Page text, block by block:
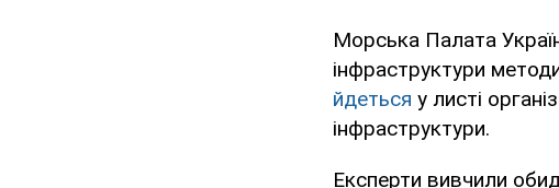
Морська Палата
інфраструктури
йдеться у листі
інфраструктури.
Експерти вивчили